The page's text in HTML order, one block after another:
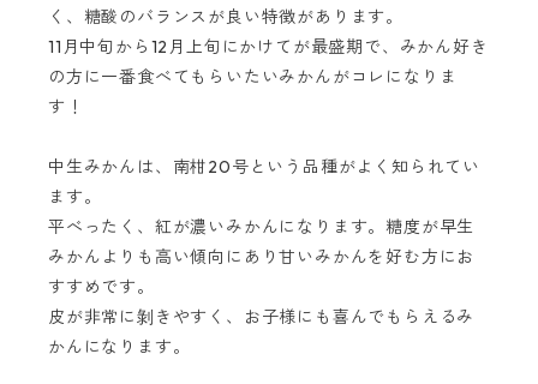
く、糖酸のバランスが良い特徴があります。
11月中旬から12月上旬にかけてが最盛期で、みかん好き
の方に一番食べてもらいたいみかんがコレになりま
す！
中生みかんは、南柑20号という品種がよく知られてい
ます。
平べったく、紅が濃いみかんになります。糖度が早生
みかんよりも高い傾向にあり甘いみかんを好む方にお
すすめです。
皮が非常に剝きやすく、お子様にも喜んでもらえるみ
かんになります。